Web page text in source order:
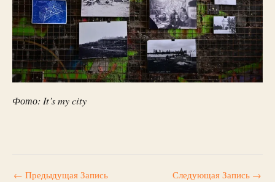
Фото: It’s my city
← Предыдущая Запись Следующая Запись →